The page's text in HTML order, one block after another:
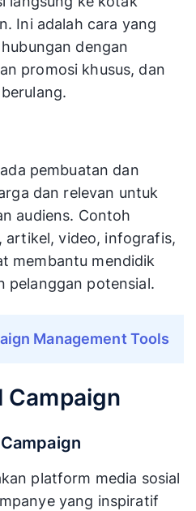
Ini adalah cara yang
dengan
promosi khusus, dan
pembuatan dan
dan relevan untuk
audiens. Contoh
artikel, video, infografis,
membantu mendidik
pelanggan potensial.
Management Tools
Campaign
platform media sosial
yang inspiratif